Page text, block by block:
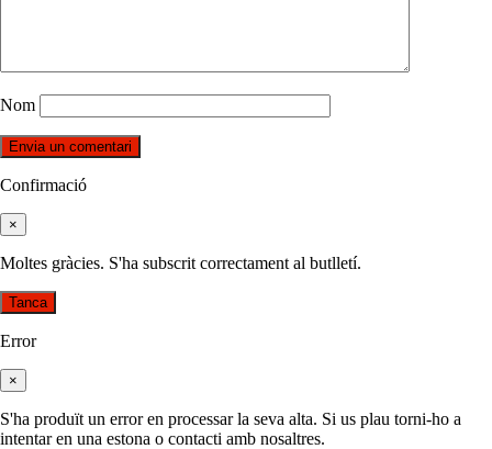
Nom
Confirmació
×
Moltes gràcies. S'ha subscrit correctament al butlletí.
Tanca
Error
×
S'ha produït un error en processar la seva alta. Si us plau torni-ho a
intentar en una estona o contacti amb nosaltres.